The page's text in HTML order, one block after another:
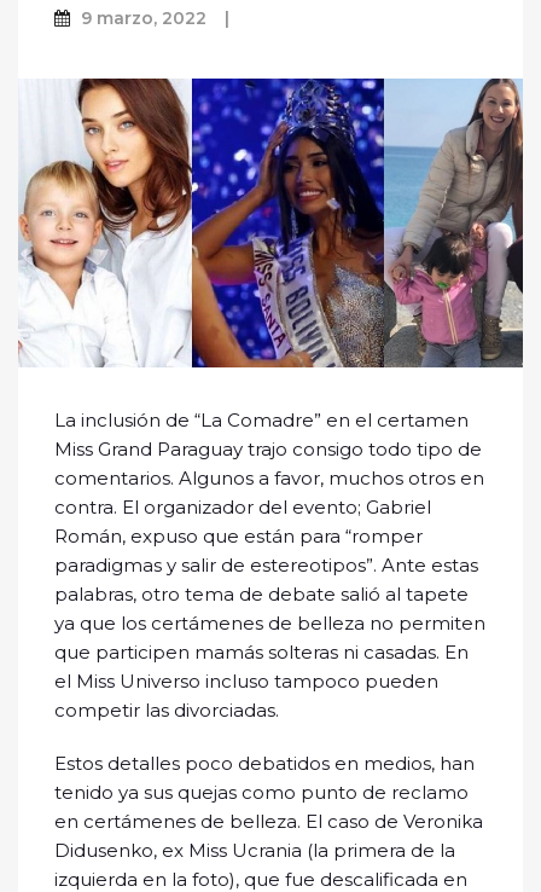
9 marzo, 2022
La inclusión de “La Comadre” en el certamen
Miss Grand Paraguay trajo consigo todo tipo de
comentarios. Algunos a favor, muchos otros en
contra. El organizador del evento; Gabriel
Román, expuso que están para “romper
paradigmas y salir de estereotipos”. Ante estas
palabras, otro tema de debate salió al tapete
ya que los certámenes de belleza no permiten
que participen mamás solteras ni casadas. En
el Miss Universo incluso tampoco pueden
competir las divorciadas.
Estos detalles poco debatidos en medios, han
tenido ya sus quejas como punto de reclamo
en certámenes de belleza. El caso de Veronika
Didusenko, ex Miss Ucrania (la primera de la
izquierda en la foto), que fue descalificada en